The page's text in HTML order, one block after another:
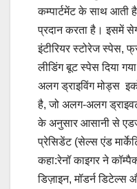
कम्पार्टमेंट के साथ आती
प्रदान करता है। इसमें
इंटीरियर स्टोरेज स्पेस,
लीडिंग बूट स्पेस दिया
अलग ड्राइविंग मोड्स
है, जो अलग-अलग
के अनुसार आसानी से
प्रेसिडेंट (सेल्स एंड
कहा:रेनॉ काइगर ने
डिज़ाइन, मॉडर्न डिटेल्स